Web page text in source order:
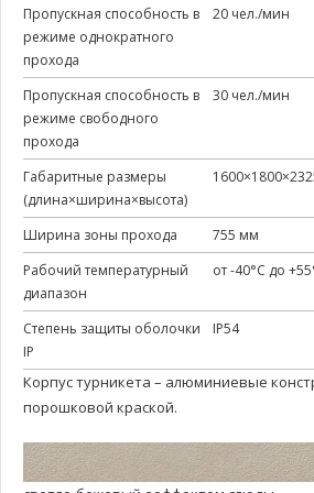
Пропускная способность в
режиме однократного
прохода
20 чел./мин
Пропускная способность в
режиме свободного
прохода
30 чел./мин
Габаритные размеры
(длина×ширина×высота)
Ширина зоны прохода
755 мм
Рабочий температурный
диапазон
от -40°C до
Степень защиты оболочки
IP
IP54
Корпус турникета – алюминиевые
порошковой краской.